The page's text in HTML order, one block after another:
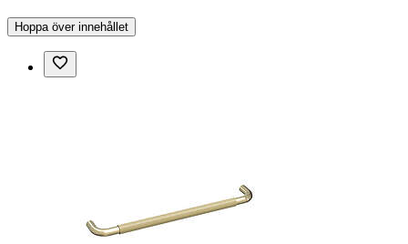
Hoppa över innehållet